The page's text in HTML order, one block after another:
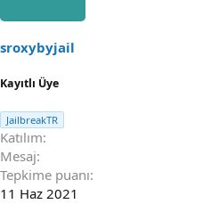
:
sroxybyjail
Kayıtlı Üye
JailbreakTR
Katılım
Mesaj
Tepkime puanı
11 Haz 2021